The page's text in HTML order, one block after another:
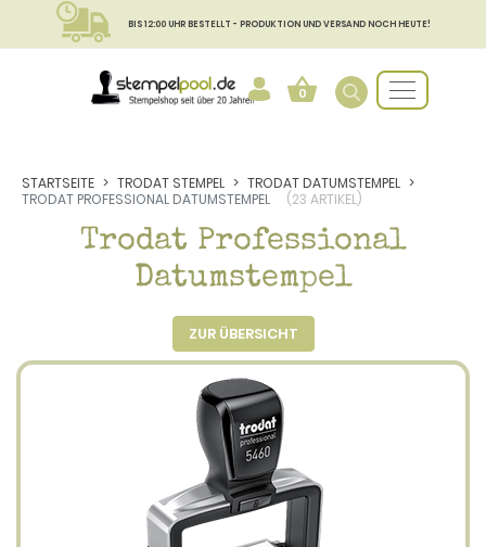
BIS 12:00 UHR BESTELLT - PRODUKTION UND VERSAND NOCH HEUTE!
0
STARTSEITE TRODAT STEMPEL
TRODAT DATUMSTEMPEL
TRODAT PROFESSIONAL DATUMSTEMPEL
(23 ARTIKEL)
Trodat Professional
Datumstempel
ZUR ÜBERSICHT